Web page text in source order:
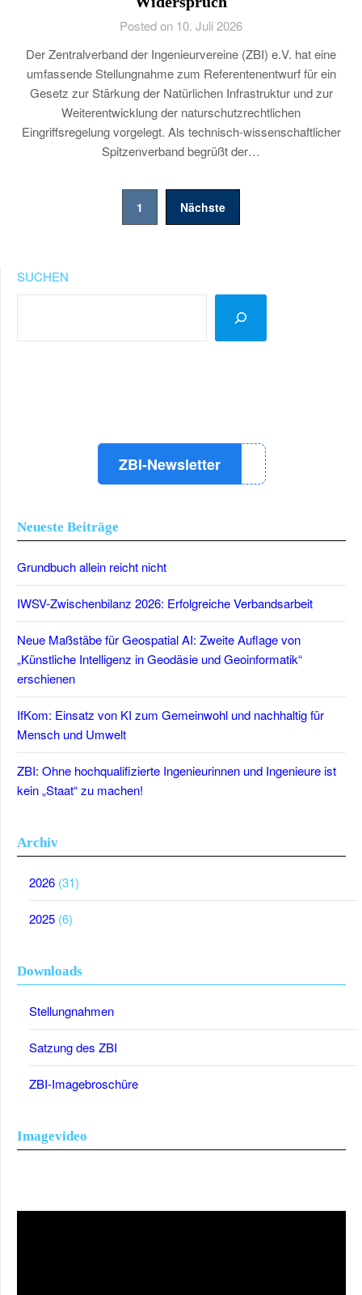
Posted on 10. Juli 2026
Der Zentralverband der Ingenieurvereine (ZBI) e.V. hat eine
umfassende Stellungnahme zum Referentenentwurf für ein
Gesetz zur Stärkung der Natürlichen Infrastruktur und zur
Weiterentwicklung der naturschutzrechtlichen
Eingriffsregelung vorgelegt. Als technisch-wissenschaftlicher
Spitzenverband begrüßt der…
Seitennummerierung
1 Nächste
SUCHEN
ZBI-Newsletter
Neueste Beiträge
Grundbuch allein reicht nicht
IWSV-Zwischenbilanz 2026: Erfolgreiche Verbandsarbeit
Neue Maßstäbe für Geospatial AI: Zweite Auflage von
„Künstliche Intelligenz in Geodäsie und Geoinformatik“
erschienen
IfKom: Einsatz von KI zum Gemeinwohl und nachhaltig für
Mensch und Umwelt
ZBI: Ohne hochqualifizierte Ingenieurinnen und Ingenieure ist
kein „Staat“ zu machen!
Archiv
2026 (31)
2025 (6)
Downloads
Stellungnahmen
Satzung des ZBI
ZBI-Imagebroschüre
Imagevideo